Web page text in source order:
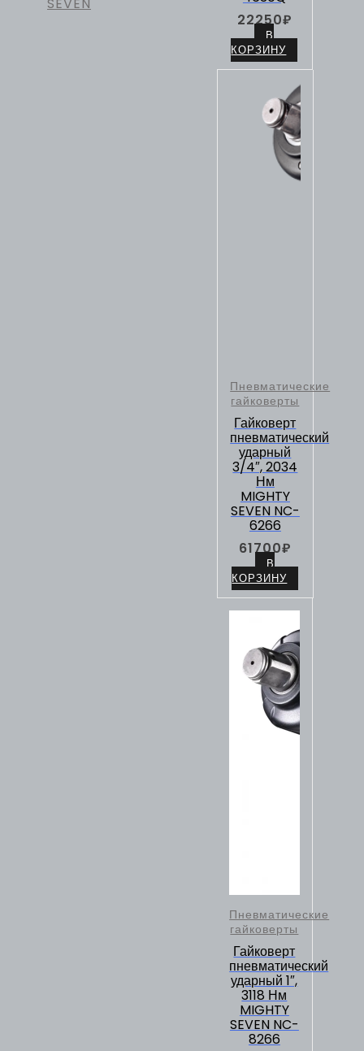
22250₽
В
КОРЗИНУ
Пневматические
гайковерты
Гайковерт
пневматический
ударный
3/4″, 2034
Нм
MIGHTY
SEVEN NC-
6266
61700₽
В
КОРЗИНУ
Пневматические
гайковерты
Гайковерт
пневматический
ударный 1″,
3118 Нм
MIGHTY
SEVEN NC-
8266